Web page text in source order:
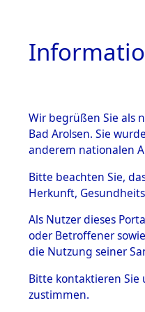
BESTÄNDE
Inhaftierungsdoku
mente
5. Verschiedenes
Todesmärsche
5.3.1 Alliierte
Wir begrüßen Sie als
Bad Arolsen. Sie
anderem nationalen
Bitte beachten Sie,
Herkunft,
Als Nutzer dieses
oder Betroffener
die Nutzung seiner
Bitte kontaktieren Sie
zustimmen.